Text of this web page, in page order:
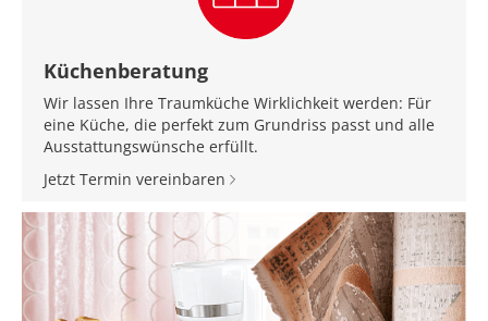
Küchenberatung
Wir lassen Ihre Traumküche Wirklichkeit werden: Für
eine Küche, die perfekt zum Grundriss passt und alle
Ausstattungswünsche erfüllt.
Jetzt Termin vereinbaren